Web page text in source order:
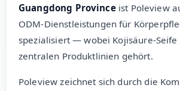
Guangdong Provinceist Poleview
ODM-Dienstleistungen für
spezialisiert — wobei Kojisäure-Seife
zentralen Produktlinien gehört.
Poleview zeichnet sich durch die